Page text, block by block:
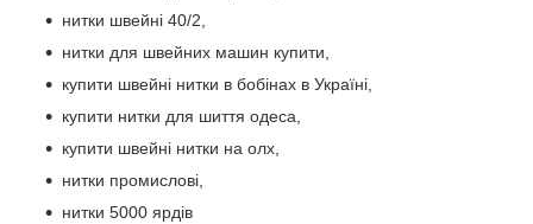
нитки швейні 40/2,
нитки для швейних машин купити,
купити швейні нитки в бобінах в Україні,
купити нитки для шиття одеса,
купити швейні нитки на олх,
нитки промислові,
нитки 5000 ярдів